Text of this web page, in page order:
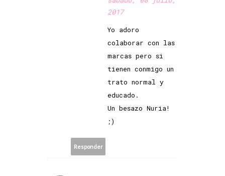
2017
Yo adoro
colaborar con las
marcas pero si
tienen conmigo un
trato normal y
educado.
Un besazo Nuria!
;)
Responder